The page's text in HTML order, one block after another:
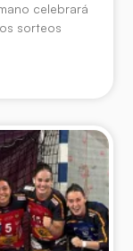
celebrará
sorteos